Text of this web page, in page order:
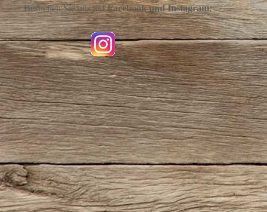
Besuchen Sie uns aufFacebook undInstagram: